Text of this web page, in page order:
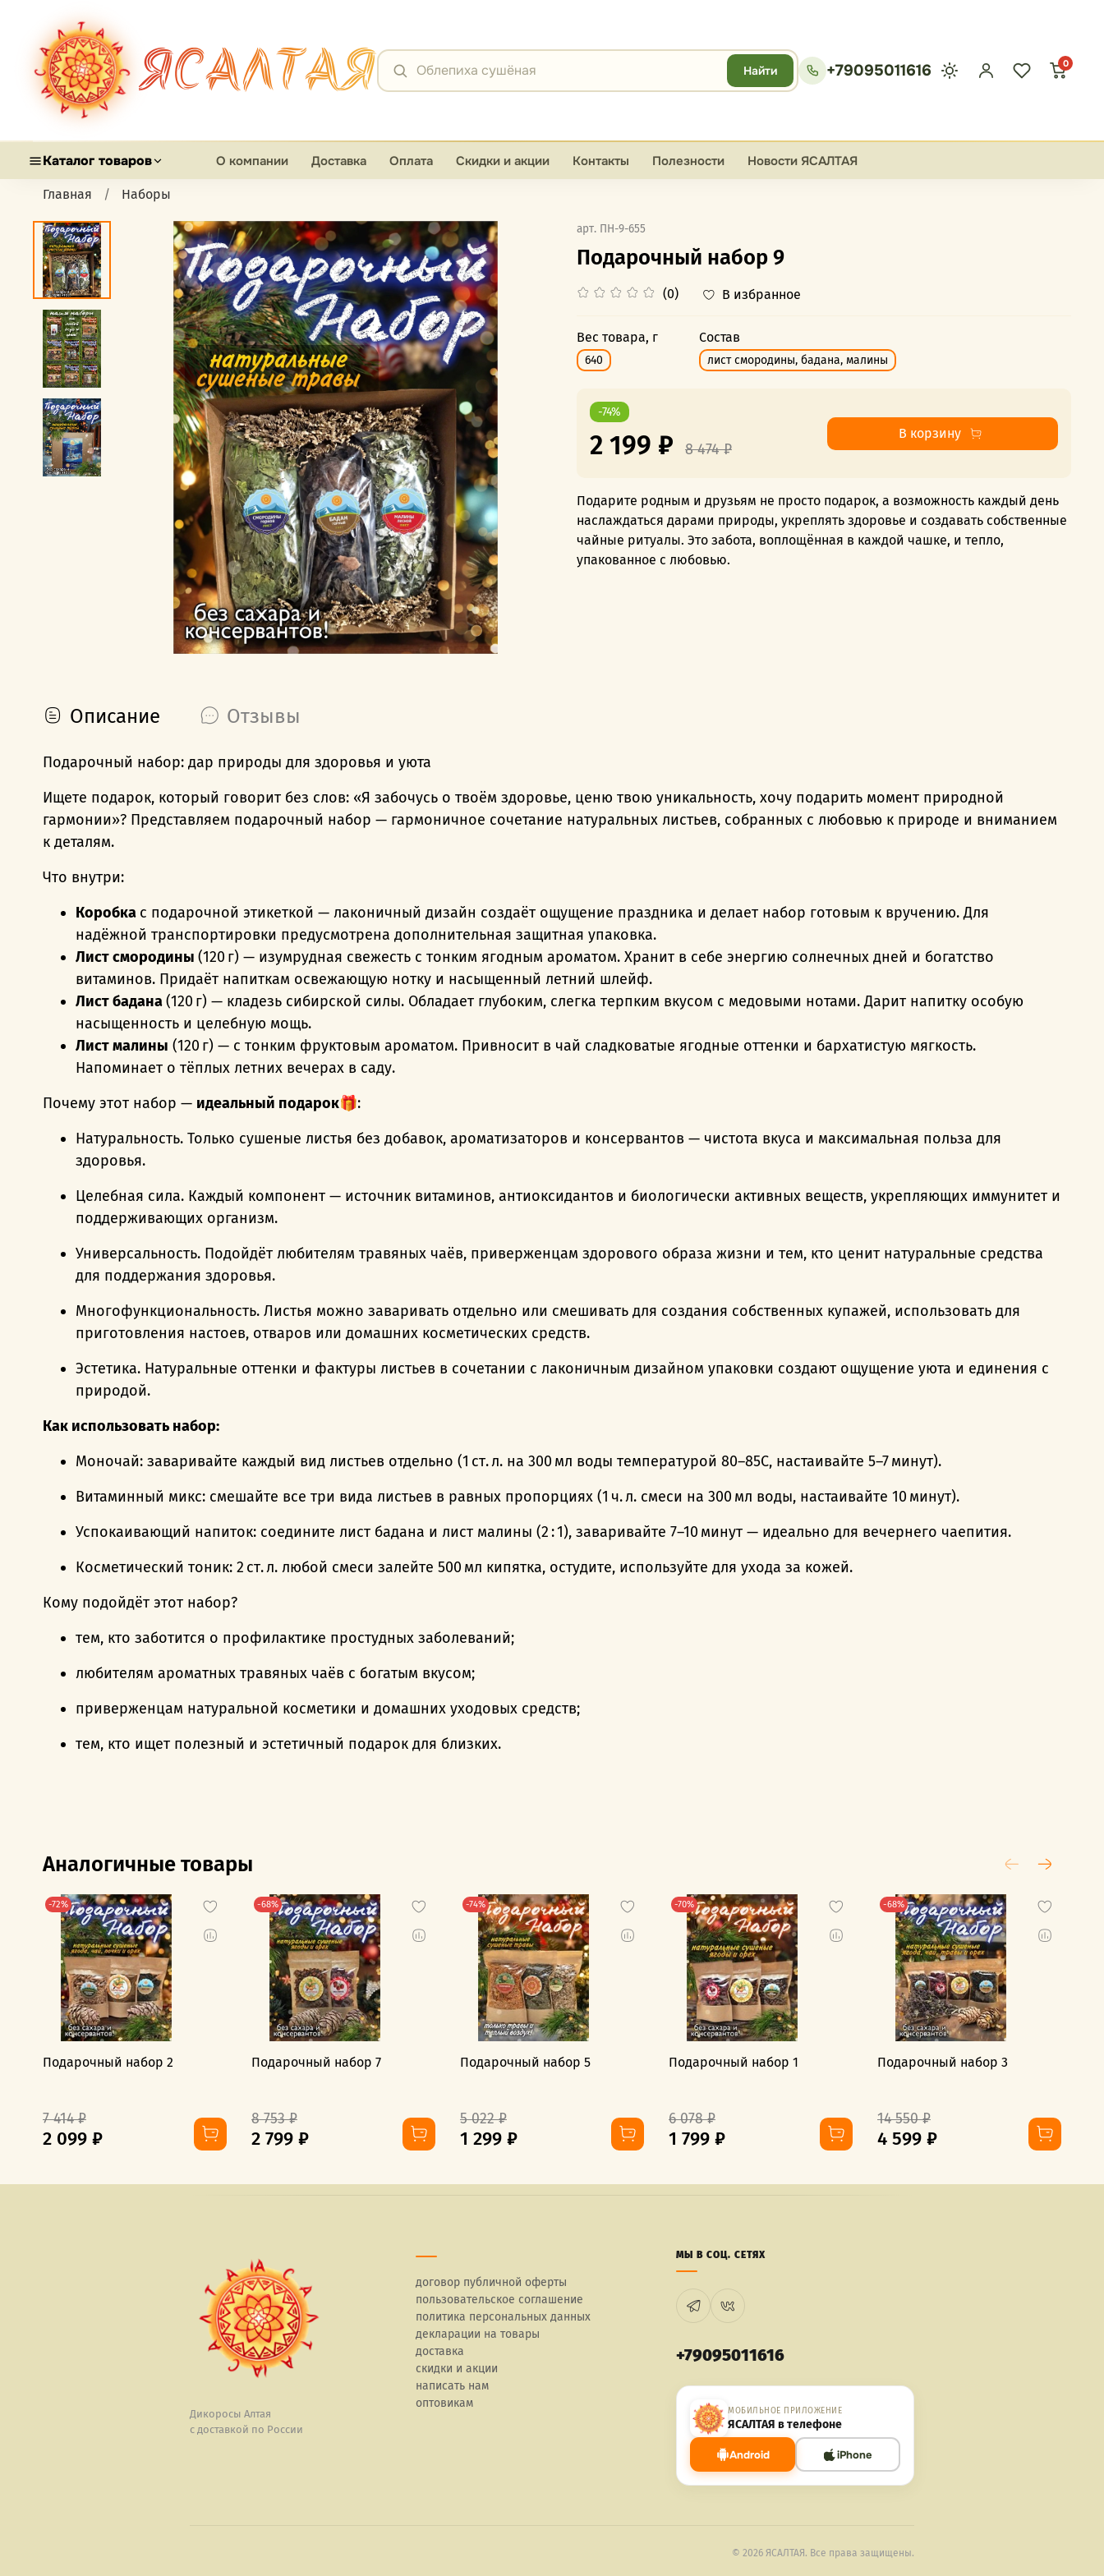
ЯСАЛТАЯ Облепиха сушёная Найти +79095011616 0
Каталог товаров О компании Доставка Оплата Скидки и акции Контакты Полезности Новости ЯСАЛТАЯ
Главная Наборы
арт. ПН-9-655
Подарочный набор 9
(0) В избранное
Вес товара, г
640
Состав
лист смородины, бадана, малины
-74%
2 199 ₽ 8 474 ₽
В корзину
Подарите родным и друзьям не просто подарок, а возможность каждый день
наслаждаться дарами природы, укреплять здоровье и создавать собственные
чайные ритуалы. Это забота, воплощённая в каждой чашке, и тепло,
упакованное с любовью.
Описание Отзывы
Подарочный набор: дар природы для здоровья и уюта
Ищете подарок, который говорит без слов: «Я забочусь о твоём здоровье, ценю твою уникальность, хочу подарить момент природной
гармонии»? Представляем подарочный набор — гармоничное сочетание натуральных листьев, собранных с любовью к природе и вниманием
к деталям.
Что внутри:
Коробка с подарочной этикеткой — лаконичный дизайн создаёт ощущение праздника и делает набор готовым к вручению. Для
надёжной транспортировки предусмотрена дополнительная защитная упаковка.
Лист смородины (120 г) — изумрудная свежесть с тонким ягодным ароматом. Хранит в себе энергию солнечных дней и богатство
витаминов. Придаёт напиткам освежающую нотку и насыщенный летний шлейф.
Лист бадана(120 г) — кладезь сибирской силы. Обладает глубоким, слегка терпким вкусом с медовыми нотами. Дарит напитку особую
насыщенность и целебную мощь.
Лист малины (120 г) — с тонким фруктовым ароматом. Привносит в чай сладковатые ягодные оттенки и бархатистую мягкость.
Напоминает о тёплых летних вечерах в саду.
Почему этот набор — идеальный подарок🎁:
Натуральность. Только сушеные листья без добавок, ароматизаторов и консервантов — чистота вкуса и максимальная польза для
здоровья.
Целебная сила. Каждый компонент — источник витаминов, антиоксидантов и биологически активных веществ, укрепляющих иммунитет и
поддерживающих организм.
Универсальность. Подойдёт любителям травяных чаёв, приверженцам здорового образа жизни и тем, кто ценит натуральные средства
для поддержания здоровья.
Многофункциональность. Листья можно заваривать отдельно или смешивать для создания собственных купажей, использовать для
приготовления настоев, отваров или домашних косметических средств.
Эстетика. Натуральные оттенки и фактуры листьев в сочетании с лаконичным дизайном упаковки создают ощущение уюта и единения с
природой.
Как использовать набор:
Моночай: заваривайте каждый вид листьев отдельно (1 ст. л. на 300 мл воды температурой 80–85C, настаивайте 5–7 минут).
Витаминный микс: смешайте все три вида листьев в равных пропорциях (1 ч. л. смеси на 300 мл воды, настаивайте 10 минут).
Успокаивающий напиток: соедините лист бадана и лист малины (2 : 1), заваривайте 7–10 минут — идеально для вечернего чаепития.
Косметический тоник: 2 ст. л. любой смеси залейте 500 мл кипятка, остудите, используйте для ухода за кожей.
Кому подойдёт этот набор?
тем, кто заботится о профилактике простудных заболеваний;
любителям ароматных травяных чаёв с богатым вкусом;
приверженцам натуральной косметики и домашних уходовых средств;
тем, кто ищет полезный и эстетичный подарок для близких.
Аналогичные товары
-72%
Подарочный набор 2
7 414 ₽
2 099 ₽
-68%
Подарочный набор 7
8 753 ₽
2 799 ₽
-74%
Подарочный набор 5
5 022 ₽
1 299 ₽
-70%
Подарочный набор 1
6 078 ₽
1 799 ₽
-68%
Подарочный набор 3
14 550 ₽
4 599 ₽
Дикоросы Алтая
с доставкой по России
договор публичной оферты
пользовательское соглашение
политика персональных данных
декларации на товары
доставка
скидки и акции
написать нам
оптовикам
МЫ В СОЦ. СЕТЯХ
+79095011616
МОБИЛЬНОЕ ПРИЛОЖЕНИЕ
ЯСАЛТАЯ в телефоне
Android iPhone
© 2026 ЯСАЛТАЯ. Все права защищены.